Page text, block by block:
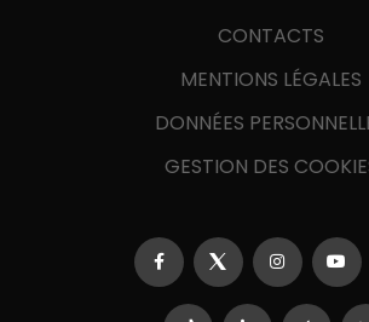
CONTACTS
MENTIONS LÉGALES
DONNÉES
GESTION DES